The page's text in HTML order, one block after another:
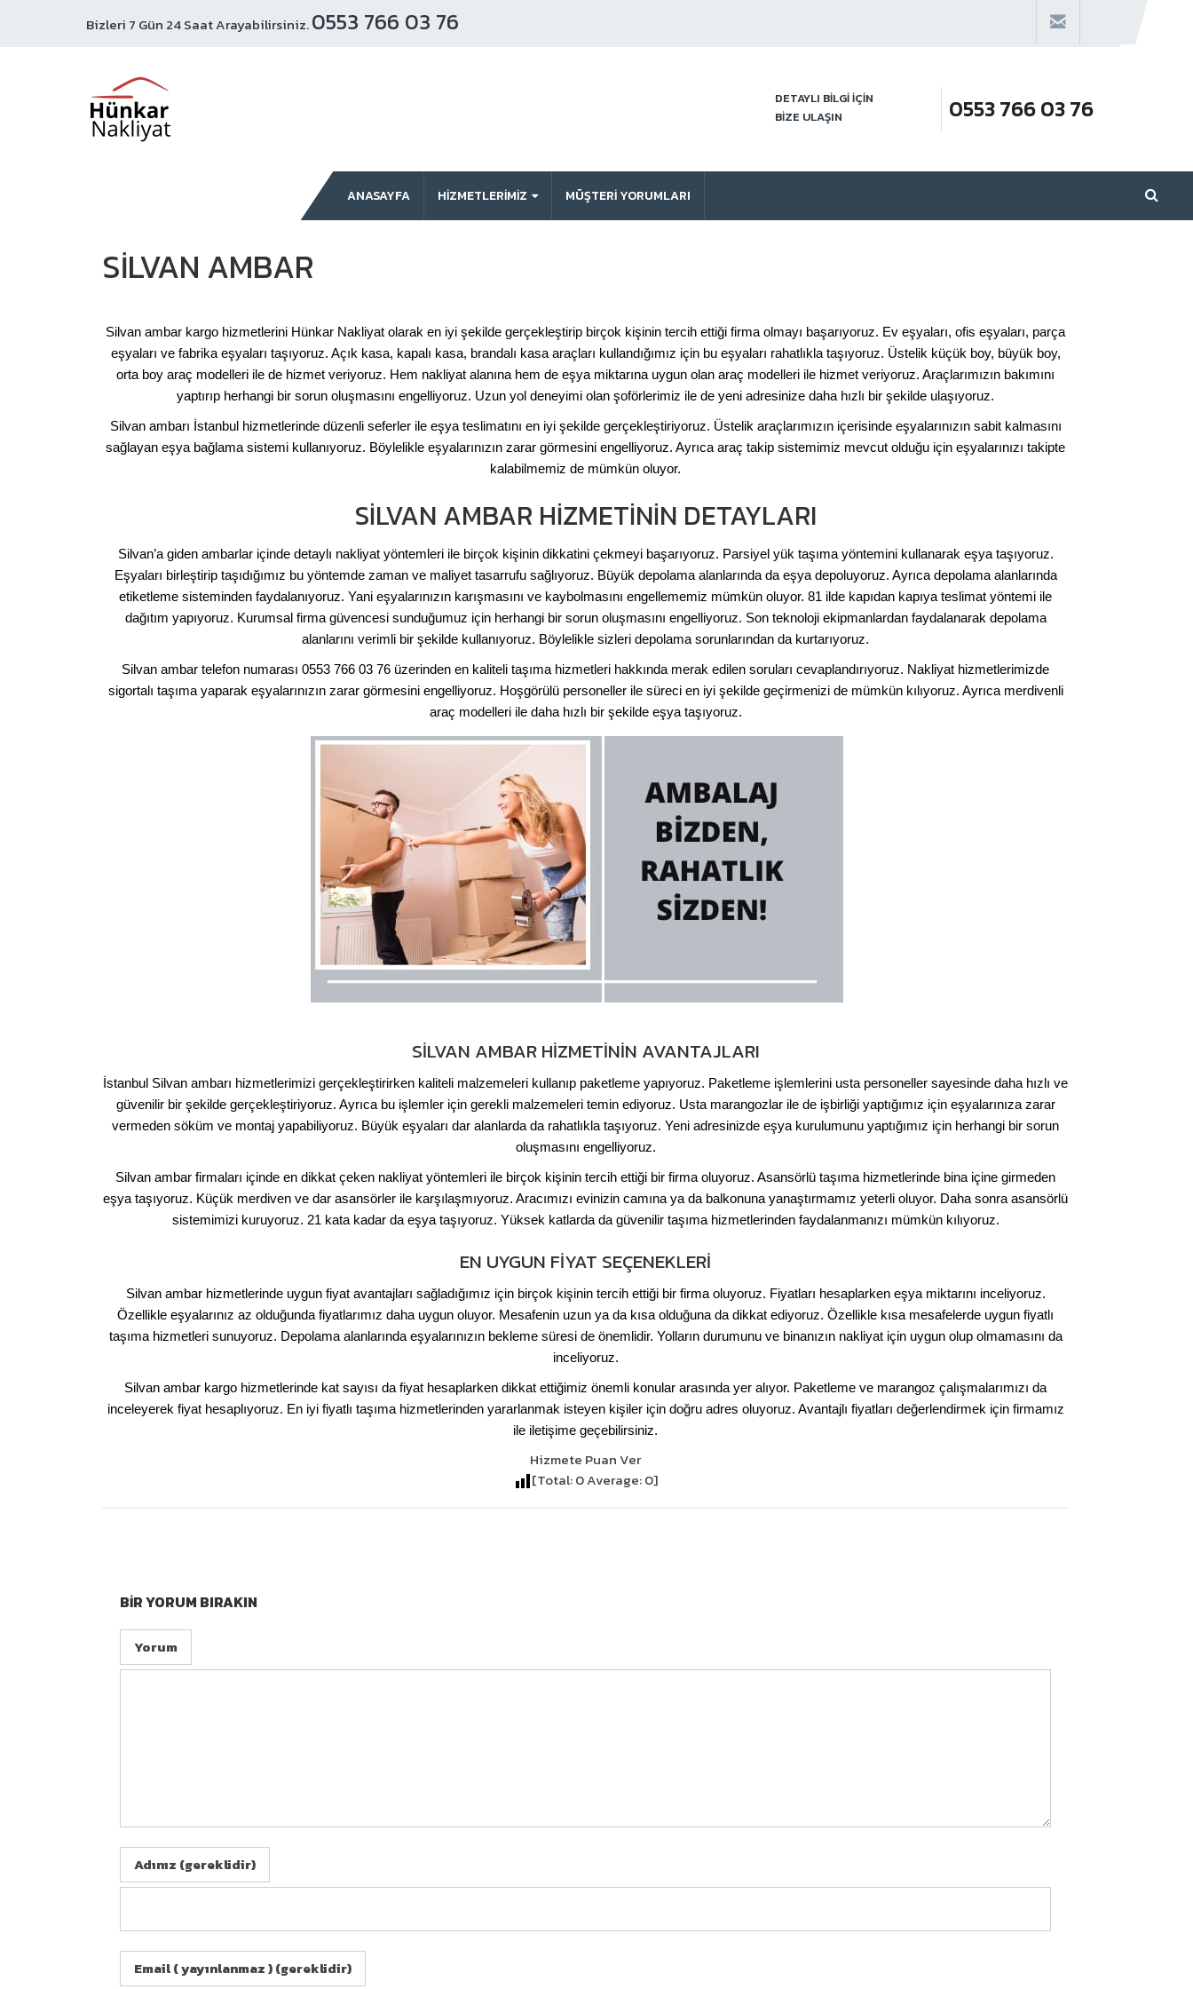
Bizleri 7 Gün 24 Saat Arayabilirsiniz.0553 766 03 76
DETAYLI BİLGİ İÇİN
BİZE ULAŞIN
0553 766 03 76
ANASAYFA HİZMETLERİMİZ MÜŞTERI YORUMLARI
SILVAN AMBAR
Silvan ambar kargo hizmetlerini Hünkar Nakliyat olarak en iyi şekilde gerçekleştirip birçok kişinin tercih ettiği firma olmayı başarıyoruz. Ev eşyaları, ofis eşyaları, parça
eşyaları ve fabrika eşyaları taşıyoruz. Açık kasa, kapalı kasa, brandalı kasa araçları kullandığımız için bu eşyaları rahatlıkla taşıyoruz. Üstelik küçük boy, büyük boy,
orta boy araç modelleri ile de hizmet veriyoruz. Hem nakliyat alanına hem de eşya miktarına uygun olan araç modelleri ile hizmet veriyoruz. Araçlarımızın bakımını
yaptırıp herhangi bir sorun oluşmasını engelliyoruz. Uzun yol deneyimi olan şoförlerimiz ile de yeni adresinize daha hızlı bir şekilde ulaşıyoruz.
Silvan ambarı İstanbul hizmetlerinde düzenli seferler ile eşya teslimatını en iyi şekilde gerçekleştiriyoruz. Üstelik araçlarımızın içerisinde eşyalarınızın sabit kalmasını
sağlayan eşya bağlama sistemi kullanıyoruz. Böylelikle eşyalarınızın zarar görmesini engelliyoruz. Ayrıca araç takip sistemimiz mevcut olduğu için eşyalarınızı takipte
kalabilmemiz de mümkün oluyor.
SILVAN AMBAR HIZMETININ DETAYLARI
Silvan’a giden ambarlar içinde detaylı nakliyat yöntemleri ile birçok kişinin dikkatini çekmeyi başarıyoruz. Parsiyel yük taşıma yöntemini kullanarak eşya taşıyoruz.
Eşyaları birleştirip taşıdığımız bu yöntemde zaman ve maliyet tasarrufu sağlıyoruz. Büyük depolama alanlarında da eşya depoluyoruz. Ayrıca depolama alanlarında
etiketleme sisteminden faydalanıyoruz. Yani eşyalarınızın karışmasını ve kaybolmasını engellememiz mümkün oluyor. 81 ilde kapıdan kapıya teslimat yöntemi ile
dağıtım yapıyoruz. Kurumsal firma güvencesi sunduğumuz için herhangi bir sorun oluşmasını engelliyoruz. Son teknoloji ekipmanlardan faydalanarak depolama
alanlarını verimli bir şekilde kullanıyoruz. Böylelikle sizleri depolama sorunlarından da kurtarıyoruz.
Silvan ambar telefon numarası 0553 766 03 76 üzerinden en kaliteli taşıma hizmetleri hakkında merak edilen soruları cevaplandırıyoruz. Nakliyat hizmetlerimizde
sigortalı taşıma yaparak eşyalarınızın zarar görmesini engelliyoruz. Hoşgörülü personeller ile süreci en iyi şekilde geçirmenizi de mümkün kılıyoruz. Ayrıca merdivenli
araç modelleri ile daha hızlı bir şekilde eşya taşıyoruz.
SILVAN AMBAR HIZMETININ AVANTAJLARI
İstanbul Silvan ambarı hizmetlerimizi gerçekleştirirken kaliteli malzemeleri kullanıp paketleme yapıyoruz. Paketleme işlemlerini usta personeller sayesinde daha hızlı ve
güvenilir bir şekilde gerçekleştiriyoruz. Ayrıca bu işlemler için gerekli malzemeleri temin ediyoruz. Usta marangozlar ile de işbirliği yaptığımız için eşyalarınıza zarar
vermeden söküm ve montaj yapabiliyoruz. Büyük eşyaları dar alanlarda da rahatlıkla taşıyoruz. Yeni adresinizde eşya kurulumunu yaptığımız için herhangi bir sorun
oluşmasını engelliyoruz.
Silvan ambar firmaları içinde en dikkat çeken nakliyat yöntemleri ile birçok kişinin tercih ettiği bir firma oluyoruz. Asansörlü taşıma hizmetlerinde bina içine girmeden
eşya taşıyoruz. Küçük merdiven ve dar asansörler ile karşılaşmıyoruz. Aracımızı evinizin camına ya da balkonuna yanaştırmamız yeterli oluyor. Daha sonra asansörlü
sistemimizi kuruyoruz. 21 kata kadar da eşya taşıyoruz. Yüksek katlarda da güvenilir taşıma hizmetlerinden faydalanmanızı mümkün kılıyoruz.
EN UYGUN FIYAT SEÇENEKLERI
Silvan ambar hizmetlerinde uygun fiyat avantajları sağladığımız için birçok kişinin tercih ettiği bir firma oluyoruz. Fiyatları hesaplarken eşya miktarını inceliyoruz.
Özellikle eşyalarınız az olduğunda fiyatlarımız daha uygun oluyor. Mesafenin uzun ya da kısa olduğuna da dikkat ediyoruz. Özellikle kısa mesafelerde uygun fiyatlı
taşıma hizmetleri sunuyoruz. Depolama alanlarında eşyalarınızın bekleme süresi de önemlidir. Yolların durumunu ve binanızın nakliyat için uygun olup olmamasını da
inceliyoruz.
Silvan ambar kargo hizmetlerinde kat sayısı da fiyat hesaplarken dikkat ettiğimiz önemli konular arasında yer alıyor. Paketleme ve marangoz çalışmalarımızı da
inceleyerek fiyat hesaplıyoruz. En iyi fiyatlı taşıma hizmetlerinden yararlanmak isteyen kişiler için doğru adres oluyoruz. Avantajlı fiyatları değerlendirmek için firmamız
ile iletişime geçebilirsiniz.
Hizmete Puan Ver
[Total:0Average:0]
BIR YORUM BIRAKIN
Yorum
Adınız (gereklidir)
Email ( yayınlanmaz ) (gereklidir)